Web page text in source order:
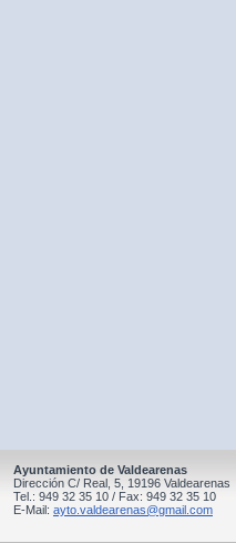
Ayuntamiento de Valdearenas
Dirección C/ Real, 5, 19196 Valdearenas
Tel.: 949 32 35 10 / Fax: 949 32 35 10
E-Mail: ayto.valdearenas@gmail.com